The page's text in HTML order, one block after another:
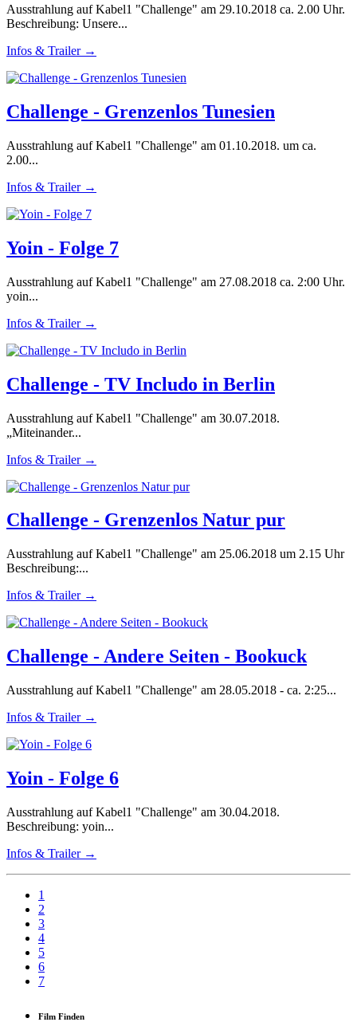
Ausstrahlung auf Kabel1 "Challenge" am 29.10.2018 ca. 2.00 Uhr.
Beschreibung: Unsere...
Infos & Trailer →
Challenge - Grenzenlos Tunesien
Ausstrahlung auf Kabel1 "Challenge" am 01.10.2018. um ca.
2.00...
Infos & Trailer →
Yoin - Folge 7
Ausstrahlung auf Kabel1 "Challenge" am 27.08.2018 ca. 2:00 Uhr.
yoin...
Infos & Trailer →
Challenge - TV Includo in Berlin
Ausstrahlung auf Kabel1 "Challenge" am 30.07.2018.
„Miteinander...
Infos & Trailer →
Challenge - Grenzenlos Natur pur
Ausstrahlung auf Kabel1 "Challenge" am 25.06.2018 um 2.15 Uhr
Beschreibung:...
Infos & Trailer →
Challenge - Andere Seiten - Bookuck
Ausstrahlung auf Kabel1 "Challenge" am 28.05.2018 - ca. 2:25...
Infos & Trailer →
Yoin - Folge 6
Ausstrahlung auf Kabel1 "Challenge" am 30.04.2018.
Beschreibung: yoin...
Infos & Trailer →
1
2
3
4
5
6
7
Film Finden